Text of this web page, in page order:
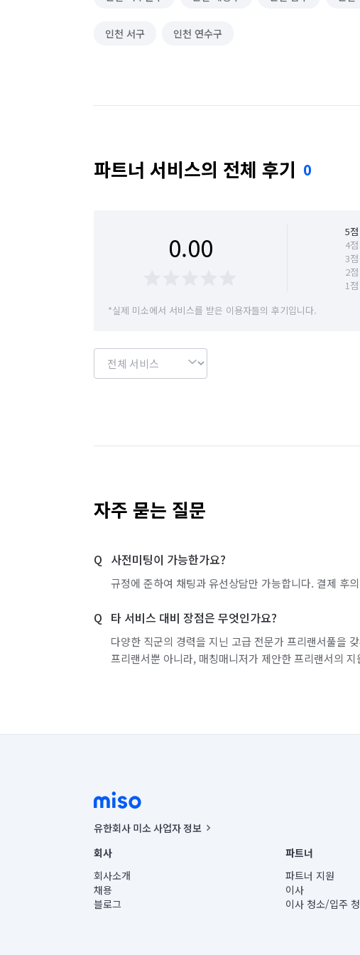
인천 서구 인천 연수구
파트너 서비스의 전체 후기 0
0.00 5점
4점
3점
2점
1점
*실제 미소에서 서비스를 받은 이용자들의 후기입니다.
자주 묻는 질문
사전미팅이 가능한가요?
규정에 준하여 채팅과 유선상담만 가능합니다. 결제 후
타 서비스 대비 장점은 무엇인가요?
다양한 직군의 경력을 지닌 고급 전문가 프리랜서풀을
프리랜서뿐 아니라, 매칭매니저가 제안한 프리랜서의
유한회사 미소 사업자 정보
사업자등록번호 : 291-87-00271 | 인허가번호 : 2016-3220163-14-5-
통신판매신고번호 : 2024-서울종로-1400(공정거래위원회 정보) |
대표이사 : CHING VICTOR COLUMBIA RHEE
주소 | 본사: 서울특별시 종로구 율곡로 6(중학동, 트윈트리빌딩) B동 5
컨택센터 : 서울특별시 종로구 수송동 율곡로 24, 7층, 8층 미소
회사
회사소개
채용
블로그
파트너
파트너 지원
이사
이사 청소/입주